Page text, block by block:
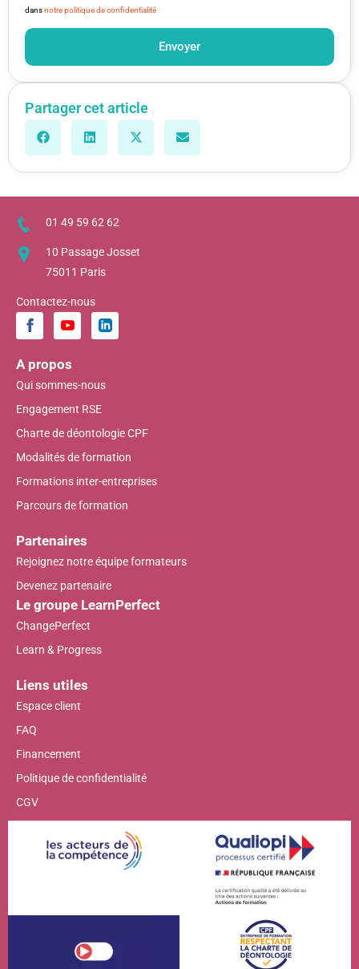
dansnotre politique de confidentialité
Envoyer
Partager cet article
01 49 59 62 62
10 Passage Josset
75011 Paris
Contactez-nous
A propos
Qui sommes-nous
Engagement RSE
Charte de déontologie CPF
Modalités de formation
Formations inter-entreprises
Parcours de formation
Partenaires
Rejoignez notre équipe formateurs
Devenez partenaire
Le groupe LearnPerfect
ChangePerfect
Learn & Progress
Liens utiles
Espace client
FAQ
Financement
Politique de confidentialité
CGV